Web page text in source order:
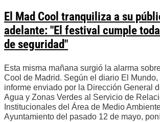
El Mad Cool tranquiliza a su
adelante: "El festival cumple
de seguridad"
Esta misma mañana surgió la alarma
Cool de Madrid. Según el diario El Mundo,
informe enviado por la Dirección General
Agua y Zonas Verdes al Servicio de
Institucionales del Área de Medio
Ayuntamiento del pasado 12 de mayo,